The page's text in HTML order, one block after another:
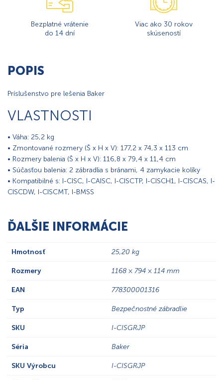
Bezplatné vrátenie
do 14 dní
Viac ako 30 rokov
skúseností
POPIS
Príslušenstvo pre lešenia Baker
VLASTNOSTI
• Váha: 25,2 kg
• Zmontované rozmery (Š x H x V): 177,2 x 74,3 x 113 cm
• Rozmery balenia (Š x H x V): 116,8 x 79,4 x 11,4 cm
• Súčasťou balenia: 2 zábradlia s bránami, 4 zamykacie kolíky
• Kompatibilné s: I-CISC, I-CAISC, I-CISCTP, I-CISCH1, I-CISCAS, I-
CISCDW, I-CISCMT, I-BMSS
ĎALŠIE INFORMÁCIE
Hmotnosť 25,20 kg
Rozmery 1168 × 794 × 114 mm
EAN 778300001316
Typ Bezpečnostné zábradlie
SKU I-CISGRJP
Séria Baker
SKU Výrobcu I-CISGRJP